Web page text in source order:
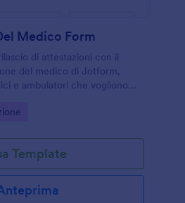
Medico Form
di attestazioni con il
del medico di Jotform,
e ambulatori che vogliono
Template